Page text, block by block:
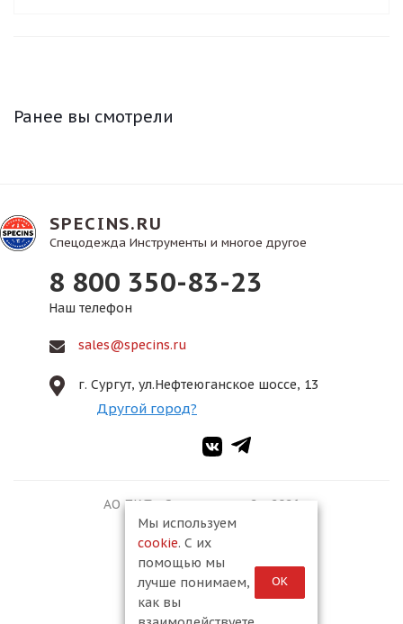
Ранее вы смотрели
SPECINS.RU
Спецодежда Инструменты и многое другое
8 800 350-83-23
Наш телефон
sales@specins.ru
г. Сургут, ул.Нефтеюганское шоссе, 13
Другой город?
АО ПКФ «Спецмонтаж-2», 2026
Мы используем
cookie. С их
помощью мы
лучше понимаем,
как вы
ОК